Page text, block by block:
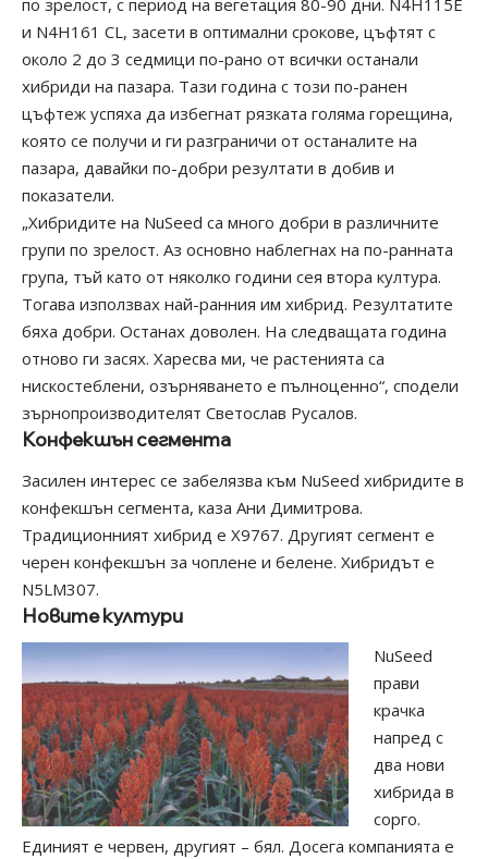
по зрелост, с период на вегетация 80-90 дни. N4H115E
и N4H161 CL, засети в оптимални срокове, цъфтят с
около 2 до 3 седмици по-рано от всички останали
хибриди на пазара. Тази година с този по-ранен
цъфтеж успяха да избегнат рязката голяма горещина,
която се получи и ги разграничи от останалите на
пазара, давайки по-добри резултати в добив и
показатели.
„Хибридите на NuSeed са много добри в различните
групи по зрелост. Аз основно наблегнах на по-ранната
група, тъй като от няколко години сея втора култура.
Тогава използвах най-ранния им хибрид. Резултатите
бяха добри. Останах доволен. На следващата година
отново ги засях. Харесва ми, че растенията са
нискостеблени, озърняването е пълноценно“, сподели
зърнопроизводителят Светослав Русалов.
Конфекшън сегмента
Засилен интерес се забелязва към NuSeed хибридите в
конфекшън сегмента, каза Ани Димитрова.
Традиционният хибрид е X9767. Другият сегмент е
черен конфекшън за чоплене и белене. Хибридът е
N5LM307.
Новите култури
NuSeed
прави
крачка
напред с
два нови
хибрида в
сорго.
Единият е червен, другият – бял. Досега компанията е